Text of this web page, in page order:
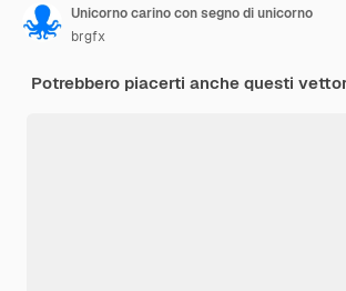
Unicorno carino con segno di unicorno
brgfx
Potrebbero piacerti anche questi